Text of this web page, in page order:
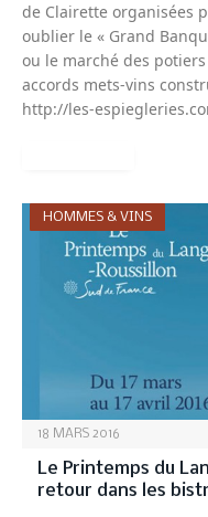
de Clairette organisées
oublier le « Grand
ou le marché des
accords mets-vins
http://les-
HOMMES & VINS
18 MARS 2016
Le Printemps du
retour dans les